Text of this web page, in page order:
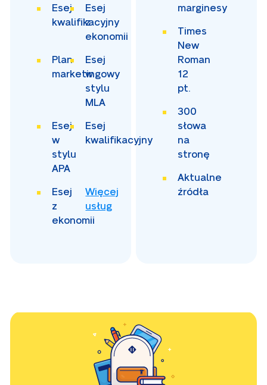
Esej
kwalifikacyjny
Esej
z
ekonomii
Plan
marketingowy
Esej
w
stylu
MLA
Esej
w
stylu
APA
Esej
kwalifikacyjny
Esej
z
ekonomii
Więcej
usług
marginesy
Times
New
Roman
12
pt.
300
słowa
na
stronę
Aktualne
źródła